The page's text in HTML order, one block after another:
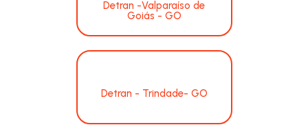
Detran -Valparaíso de
Goiás - GO
Detran - Trindade- GO